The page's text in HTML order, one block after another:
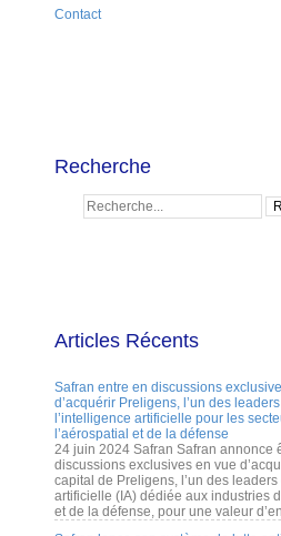
Contact
Recherche
Articles Récents
Safran entre en discussions
d’acquérir Preligens, l’un des
l’intelligence artificielle pour les
l’aérospatial et de la défense
24 juin 2024 Safran Safran annonce
discussions exclusives en vue
capital de Preligens, l’un des leaders
artificielle (IA) dédiée aux industries
et de la défense, pour une valeur